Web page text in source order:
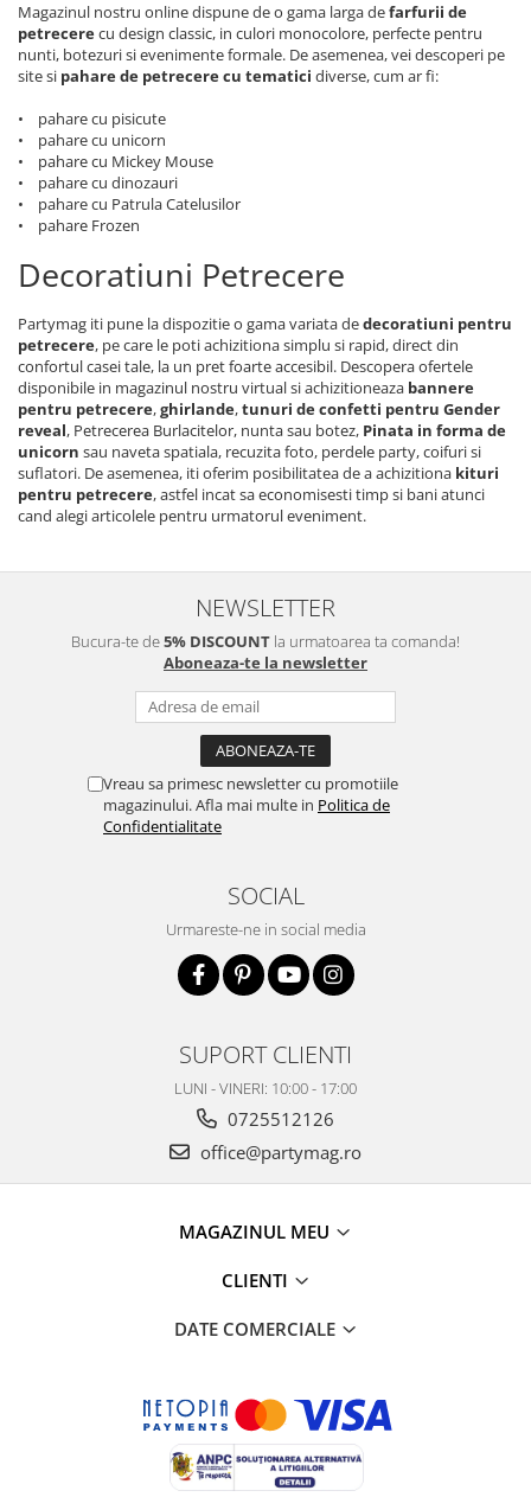
Magazinul nostru online dispune de o gama larga defarfurii de
petrecerecu design classic, in culori monocolore, perfecte pentru
nunti, botezuri si evenimente formale. De asemenea, vei descoperi pe
site si pahare de petrecere cu tematici diverse, cum ar fi:
• pahare cu pisicute
• pahare cu unicorn
• pahare cu Mickey Mouse
• pahare cu dinozauri
• pahare cu Patrula Catelusilor
• pahare Frozen
Decoratiuni Petrecere
Partymag iti pune la dispozitie o gama variata dedecoratiuni pentru
petrecere, pe care le poti achizitiona simplu si rapid, direct din
confortul casei tale, la un pret foarte accesibil. Descopera ofertele
disponibile in magazinul nostru virtual si achizitioneaza bannere
pentru petrecere,ghirlande,tunuri de confetti pentru Gender
reveal, Petrecerea Burlacitelor, nunta sau botez, Pinata in forma de
unicorn sau naveta spatiala, recuzita foto, perdele party, coifuri si
suflatori. De asemenea, iti oferim posibilitatea de a achizitiona kituri
pentru petrecere, astfel incat sa economisesti timp si bani atunci
cand alegi articolele pentru urmatorul eveniment.
NEWSLETTER
Bucura-te de5% DISCOUNT la urmatoarea ta comanda!
Aboneaza-te la newsletter
Vreau sa primesc newsletter cu promotiile
magazinului. Afla mai multe in Politica de
Confidentialitate
SOCIAL
Urmareste-ne in social media
SUPORT CLIENTI
LUNI - VINERI: 10:00 - 17:00
0725512126
office@partymag.ro
MAGAZINUL MEU
CLIENTI
DATE COMERCIALE